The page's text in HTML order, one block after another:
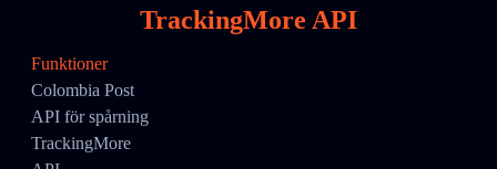
TrackingMore API
Funktioner
Colombia Post
API för spårning
TrackingMore